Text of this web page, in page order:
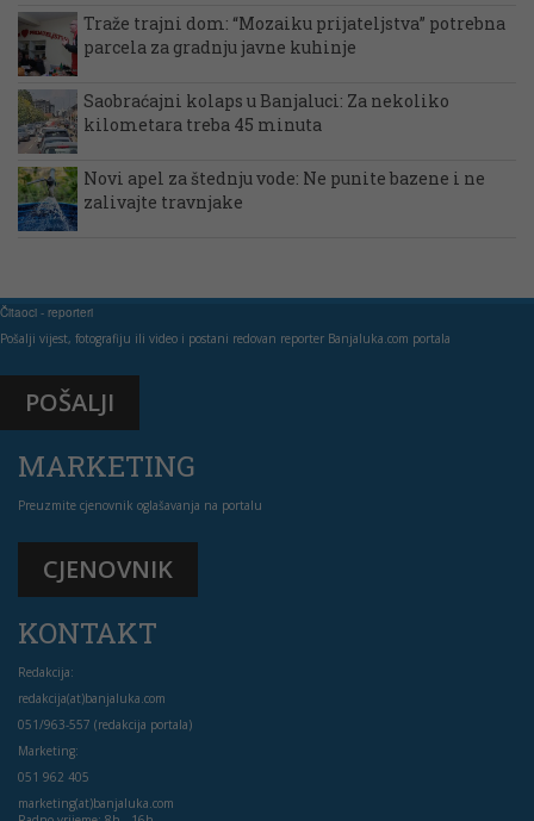
Traže trajni dom: “Mozaiku prijateljstva” potrebna
parcela za gradnju javne kuhinje
Saobraćajni kolaps u Banjaluci: Za nekoliko
kilometara treba 45 minuta
Novi apel za štednju vode: Ne punite bazene i ne
zalivajte travnjake
Čitaoci - reporteri
Pošalji vijest, fotografiju ili video i postani redovan reporter Banjaluka.com portala
POŠALJI
MARKETING
Preuzmite cjenovnik oglašavanja na portalu
CJENOVNIK
KONTAKT
Redakcija:
redakcija(at)banjaluka.com
051/963-557 (redakcija portala)
Marketing:
051 962 405
marketing(at)banjaluka.com